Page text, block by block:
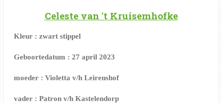
Celeste van 't Kruisemhofke
Kleur : zwart stippel
Geboortedatum : 27 april 2023
moeder : Violetta v/h Leirenshof
vader : Patron v/h Kastelendorp